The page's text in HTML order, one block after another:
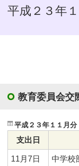
平成２３年
教育委員会交
平成２３年１１月分
支出日
11月7日
中学校